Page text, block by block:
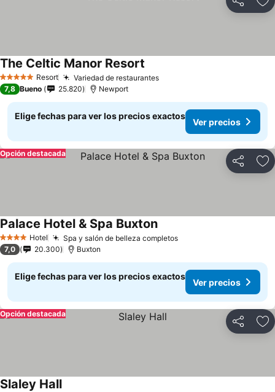
Compartir
5 Estrellas Resort Variedad de restaurantes
The Celtic Manor Resort
7,8 Bueno 25.820 Newport
Elige fechas para ver los precios exactos
Ver precios
Compartir
Opción destacada
4 EstrellasHotel Spa y salón de belleza completos
Palace Hotel & Spa Buxton
7,0 20.300 Buxton
Elige fechas para ver los precios exactos
Ver precios
Compartir
Opción destacada
Slaley Hall